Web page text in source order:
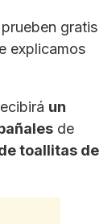
gratis
explicamos
un
de
toallitas de